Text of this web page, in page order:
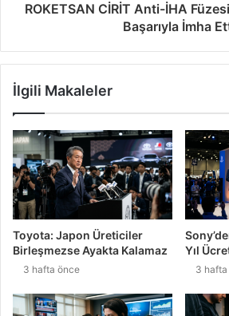
ROKETSAN CİRİT Anti-İHA
Başarıyla İmha
İlgili Makaleler
Toyota: Japon Üreticiler
Birleşmezse Ayakta Kalamaz
3 hafta önce
Yıl
3